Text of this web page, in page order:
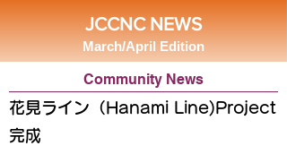
JCCNC NEWS
March/April Edition
Community News
花見ライン（Hanami Line)Project
完成